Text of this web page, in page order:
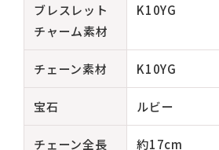
ブレスレット
チャーム素材
K10YG
チェーン素材 K10YG
宝石 ルビー
チェーン全長 約17cm